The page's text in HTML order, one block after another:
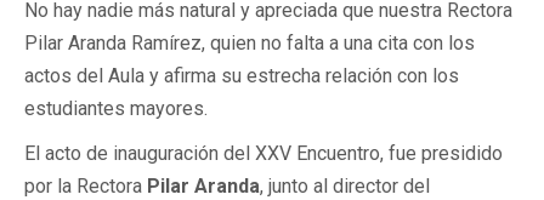
No hay nadie más natural y apreciada que nuestra Rectora
Pilar Aranda Ramírez, quien no falta a una cita con los
actos del Aula y afirma su estrecha relación con los
estudiantes mayores.
El acto de inauguración del XXV Encuentro, fue presidido
por la Rectora Pilar Aranda, junto al director del